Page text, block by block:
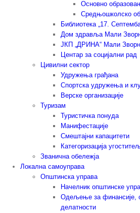
Основно
Средњошколско
Библиотека „17.
Дом здравља Мали
ЈКП „ДРИНА“ Мали
Центар за социјални рад
Цивилни сектор
Удружења грађана
Спортска удружења и
Верске организације
Туризам
Туристичка понуда
Манифестације
Смештајни капацитети
Категоризација
Званична обележја
Локална самоуправа
Општинска управа
Начелник општинске
Одељење за финансије,
делатности